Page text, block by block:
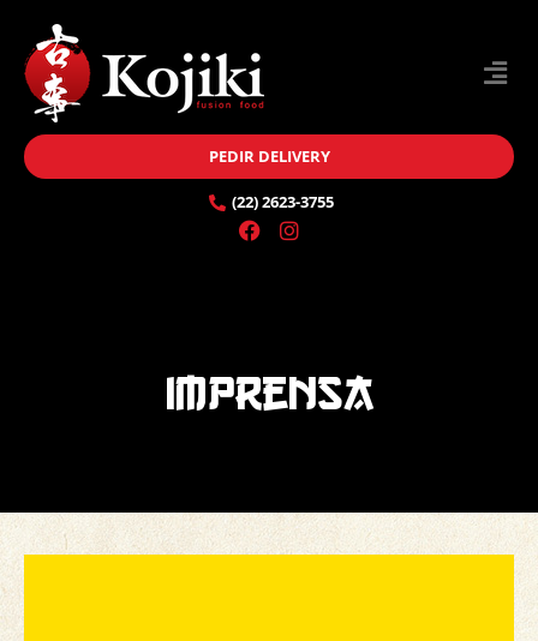
PEDIR DELIVERY
(22) 2623-3755
imprensa